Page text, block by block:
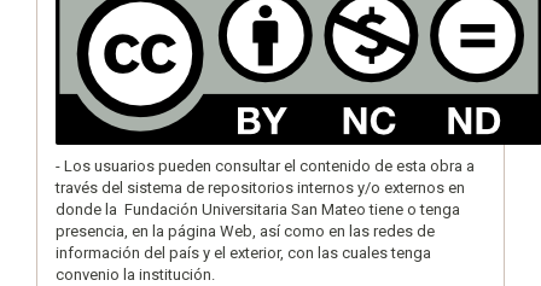
- Los usuarios pueden consultar el contenido de esta obra a
través del sistema de repositorios internos y/o externos en
donde la Fundación Universitaria San Mateo tiene o tenga
presencia, en la página Web, así como en las redes de
información del país y el exterior, con las cuales tenga
convenio la institución.